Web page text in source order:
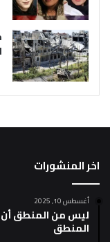
اخر المنشورات
أغسطس 10, 2025
ليس من المنطق أن
المنطق